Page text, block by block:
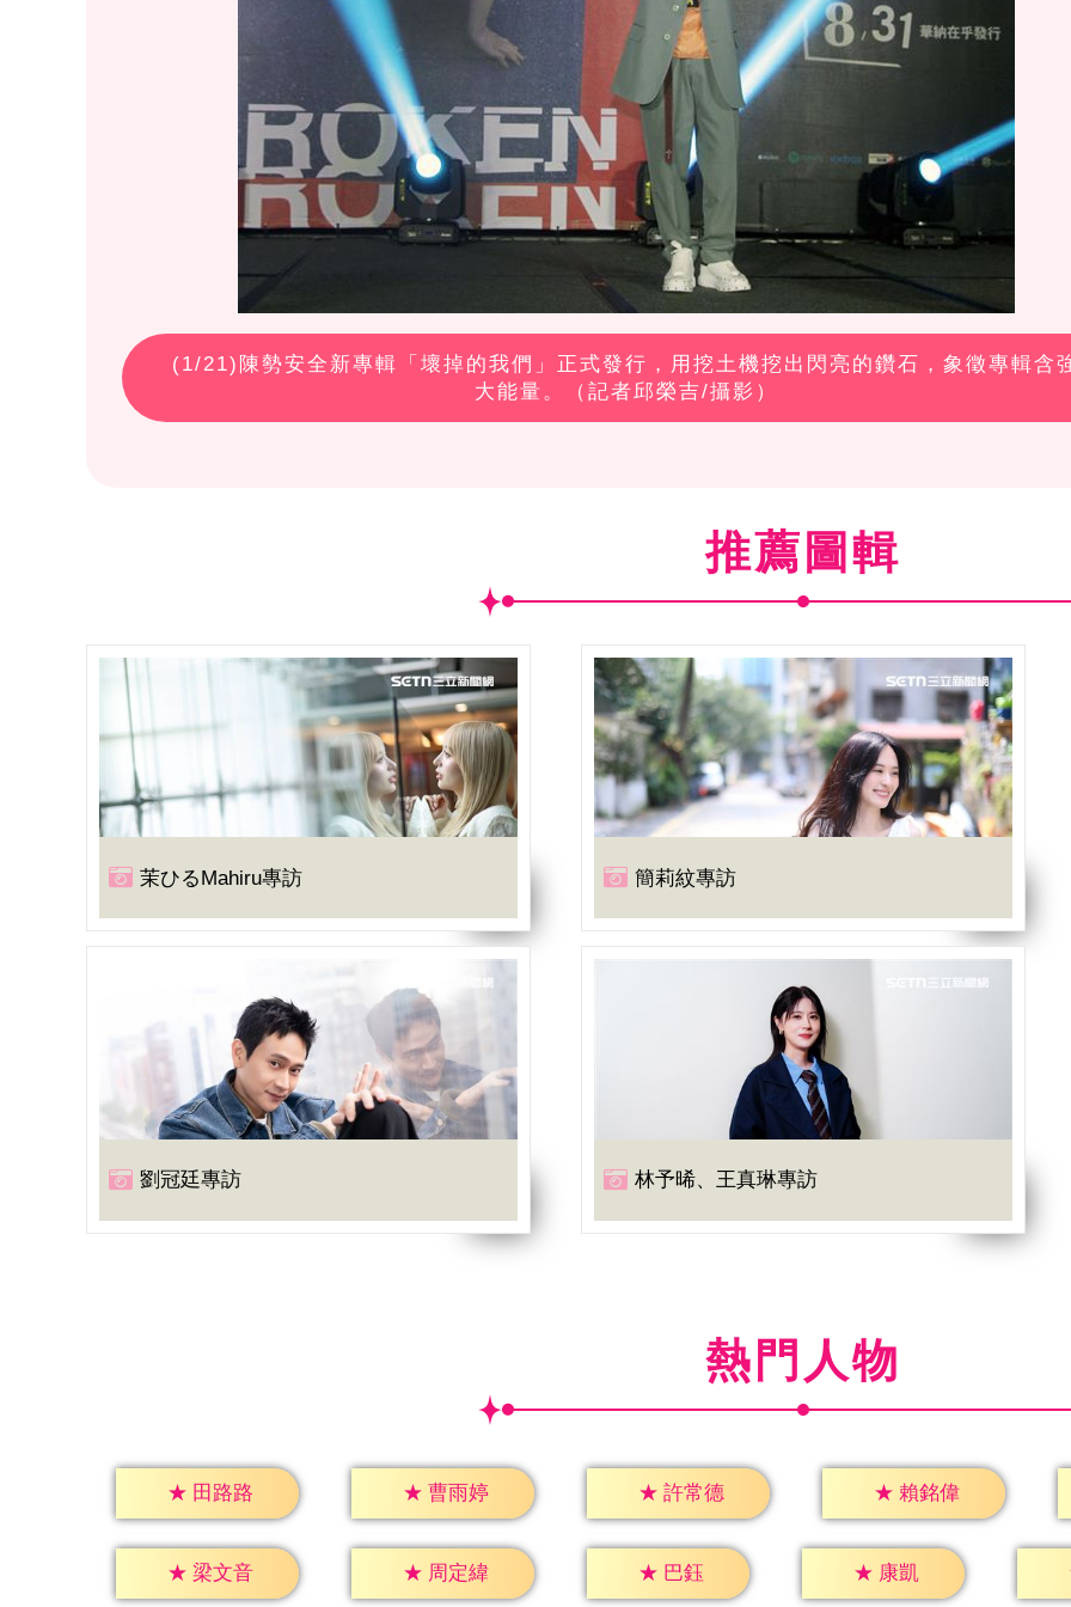
(1/21)陳勢安全新專輯「壞掉的我們」正式發行，用挖土機挖出閃亮的鑽石，象徵專輯含
大能量。（記者邱榮吉/攝影）
推薦圖輯
茉ひるMahiru專訪 簡莉紋專訪
劉冠廷專訪 林予晞、王真琳專訪
熱門人物
★ 田路路 ★ 曹雨婷 ★ 許常德 ★ 賴銘偉
★ 梁文音 ★ 周定緯 ★ 巴鈺 ★ 康凱